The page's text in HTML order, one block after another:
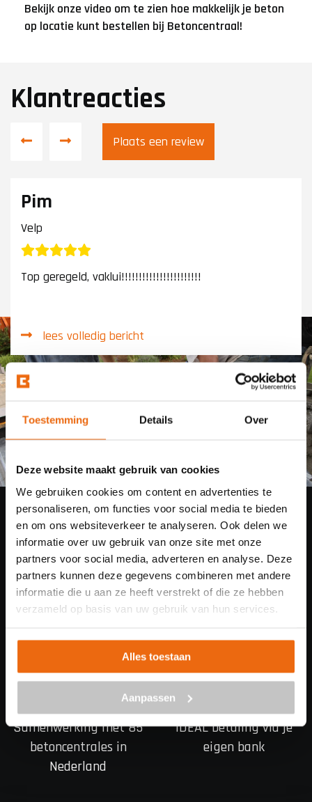
Toestemming Details Over
Deze website maakt gebruik van cookies
We gebruiken cookies om content en advertenties te
personaliseren, om functies voor social media te bieden
en om ons websiteverkeer te analyseren. Ook delen we
informatie over uw gebruik van onze site met onze
partners voor social media, adverteren en analyse. Deze
partners kunnen deze gegevens combineren met andere
informatie die u aan ze heeft verstrekt of die ze hebben
verzameld op basis van uw gebruik van hun services.
Alles toestaan
Aanpassen
Bekijk onze video om te zien hoe makkelijk je beton
op locatie kunt bestellen bij Betoncentraal!
Klantreacties
Pim
Velp
Top geregeld, vaklui!!!!!!!!!!!!!!!!!!!!!!!
lees volledig bericht
Plaats een review
Goedkoop beton storten
Snelle levering mogelijk
Samenwerking met 85
betoncentrales in
Nederland
iDEAL betaling via je
eigen bank